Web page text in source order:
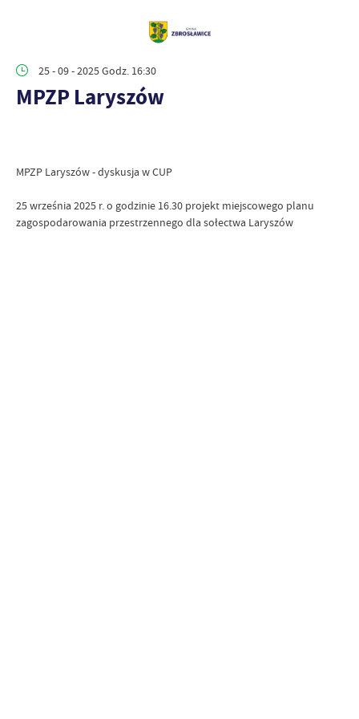
25 - 09 - 2025 Godz. 16:30
MPZP Laryszów
MPZP Laryszów - dyskusja w CUP
25 września 2025 r. o godzinie 16.30 projekt miejscowego planu
zagospodarowania przestrzennego dla sołectwa Laryszów